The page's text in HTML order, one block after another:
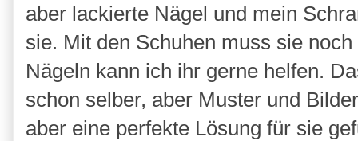
aber lackierte Nägel und mein
sie. Mit den Schuhen muss sie
Nägeln kann ich ihr gerne helfen.
schon selber, aber Muster und
aber eine perfekte Lösung für sie